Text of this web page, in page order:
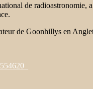
de
de Goonhillys en